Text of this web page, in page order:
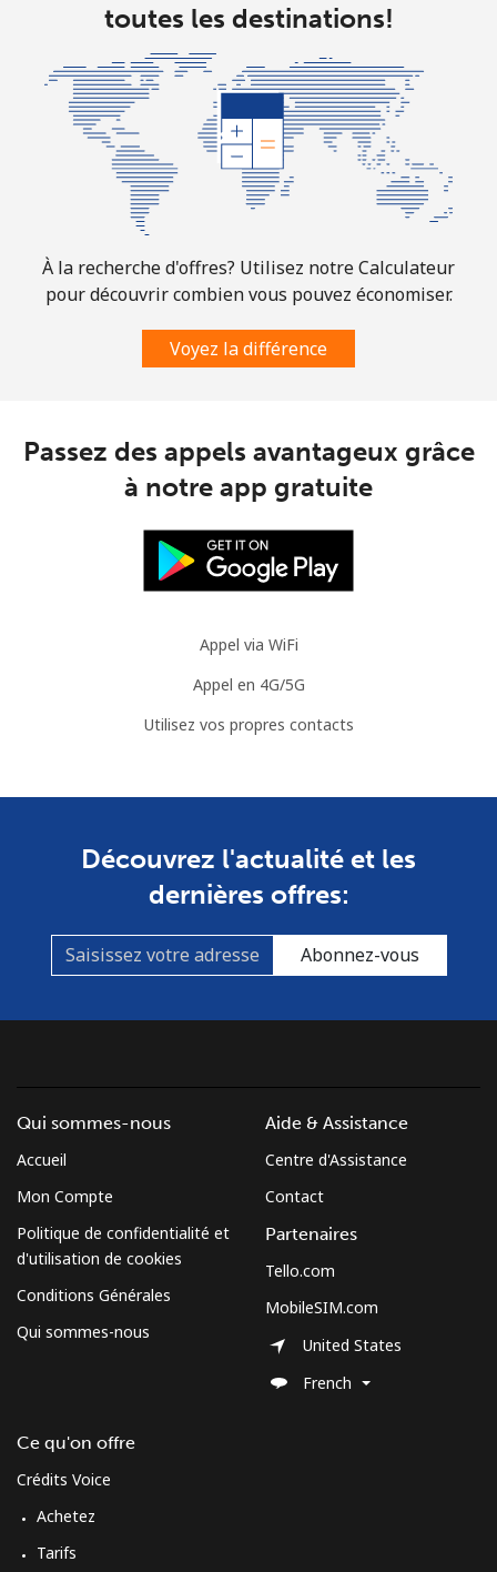
Tuvalu
All country ⁦214.9¢⁩ 2 min pour ⁦$5⁩
toutes les destinations!
À la recherche d'offres? Utilisez notre Calculateur
pour découvrir combien vous pouvez économiser.
Voyez la différence
Passez des appels avantageux grâce
à notre app gratuite
Appel via WiFi
Appel en 4G/5G
Utilisez vos propres contacts
Découvrez l'actualité et les
dernières offres:
Abonnez-vous
Qui sommes-nous
Accueil
Mon Compte
Politique de confidentialité et
d'utilisation de cookies
Conditions Générales
Qui sommes-nous
Ce qu'on offre
Crédits Voice
Achetez
Tarifs
Aide & Assistance
Centre d'Assistance
Contact
Partenaires
Tello.com
MobileSIM.com
United States
French